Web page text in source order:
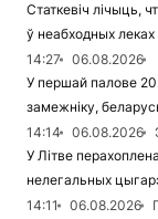
Статкевіч лічыць,
ў неабходных леках
14:27
06.08.2026
У першай палове
замежніку,
14:14
06.08.2026
У Літве
нелегальных
14:11
06.08.2026